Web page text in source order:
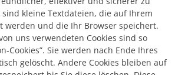
sind kleine Textdateien, die auf Ihrem
werden und die Ihr Browser speichert.
uns verwendeten Cookies sind so
Cookies”. Sie werden nach Ende Ihres
gelöscht. Andere Cookies bleiben auf